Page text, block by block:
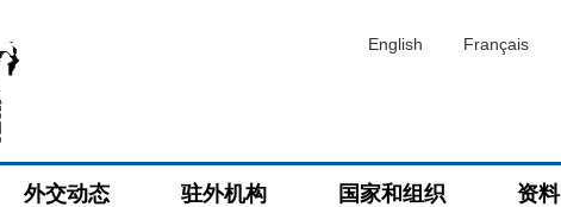
English Français
外交动态 驻外机构 国家和组织 资料